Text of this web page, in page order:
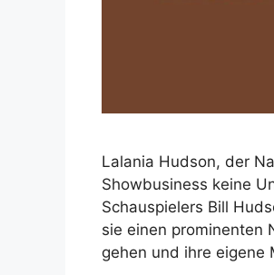
Lalania Hudson, der
Showbusiness keine
Schauspielers Bill
sie einen prominenten
gehen und ihre